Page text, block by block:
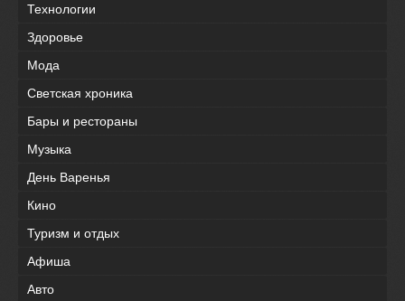
Технологии
Здоровье
Мода
Светская хроника
Бары и рестораны
Музыка
День Варенья
Кино
Туризм и отдых
Афиша
Авто